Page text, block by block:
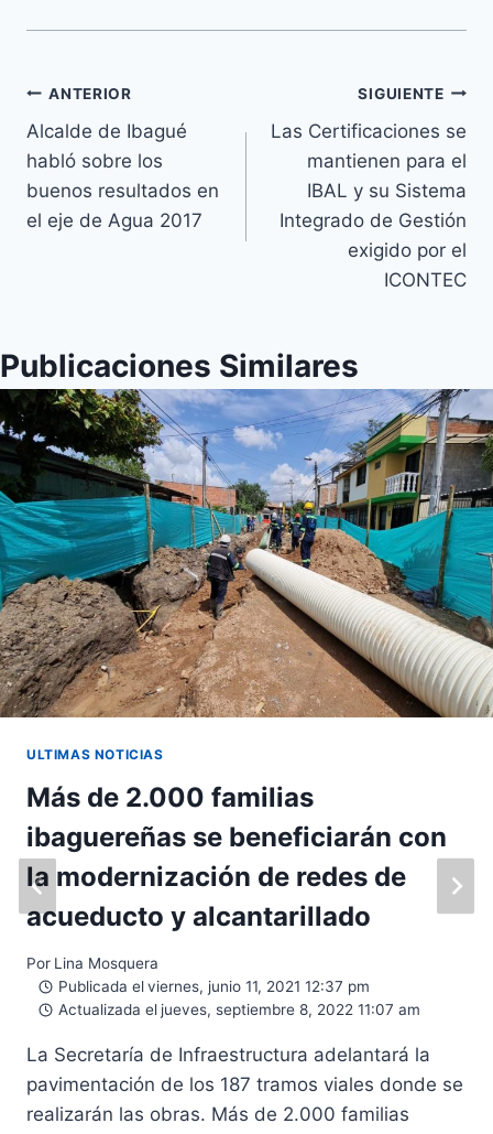
ANTERIOR
Alcalde de Ibagué
habló sobre los
buenos resultados en
el eje de Agua 2017
SIGUIENTE
Las Certificaciones se
mantienen para el
IBAL y su Sistema
Integrado de Gestión
exigido por el
ICONTEC
Publicaciones Similares
ULTIMAS NOTICIAS
Más de 2.000 familias
ibaguereñas se beneficiarán con
la modernización de redes de
acueducto y alcantarillado
Por Lina Mosquera
Publicada el viernes, junio 11, 2021 12:37 pm
Actualizada el jueves, septiembre 8, 2022 11:07 am
La Secretaría de Infraestructura adelantará la
pavimentación de los 187 tramos viales donde se
realizarán las obras. Más de 2.000 familias